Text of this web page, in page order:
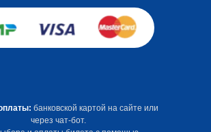
банковской картой на сайте или
через чат-бот.